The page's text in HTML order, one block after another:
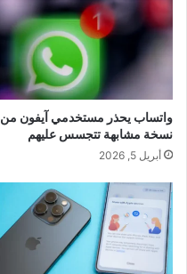
واتساب يحذر مستخدمي آيفون من
نسخة مشابهة تتجسس عليهم
أبريل 5, 2026